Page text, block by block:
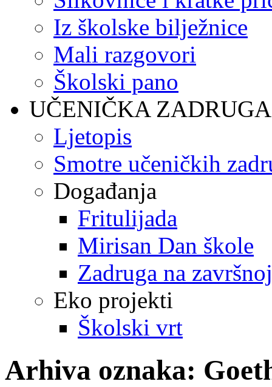
Iz školske bilježnice
Mali razgovori
Školski pano
UČENIČKA ZADRUGA
Ljetopis
Smotre učeničkih
Događanja
Fritulijada
Mirisan Dan škole
Zadruga na
Eko projekti
Školski vrt
Arhiva oznaka: